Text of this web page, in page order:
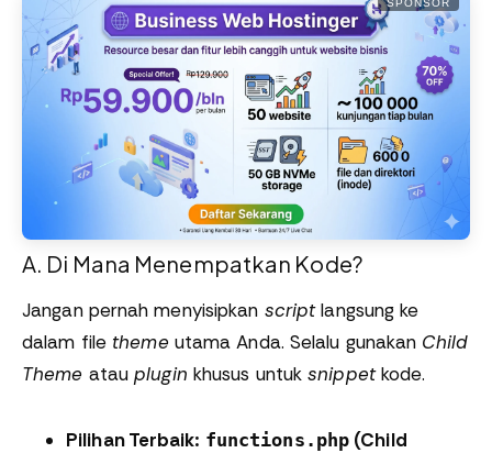
SPONSOR
A. Di Mana Menempatkan Kode?
Jangan pernah menyisipkan scriptlangsung ke
dalam file theme utama Anda. Selalu gunakan Child
Theme atauplugin khusus untuksnippetkode.
Pilihan Terbaik: functions.php (Child